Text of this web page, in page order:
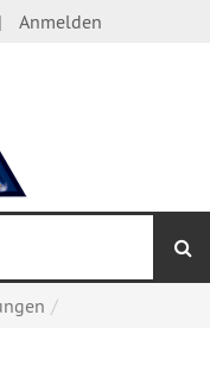
Anmelden